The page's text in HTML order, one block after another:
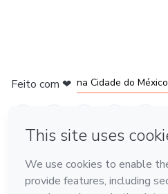
Feito com ❤ na Cidade do México
Conheça a Hotmart